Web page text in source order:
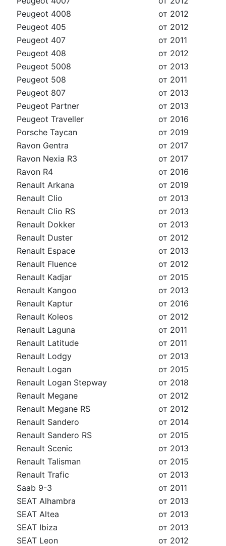
Peugeot 4008
от 2012
Peugeot 405
от 2012
Peugeot 407
от 2011
Peugeot 408
от 2012
Peugeot 5008
от 2013
Peugeot 508
от 2011
Peugeot 807
от 2013
Peugeot Partner
от 2013
Peugeot Traveller
от 2016
Porsche Taycan
от 2019
Ravon Gentra
от 2017
Ravon Nexia R3
от 2017
Ravon R4
от 2016
Renault Arkana
от 2019
Renault Clio
от 2013
Renault Clio RS
от 2013
Renault Dokker
от 2013
Renault Duster
от 2012
Renault Espace
от 2013
Renault Fluence
от 2012
Renault Kadjar
от 2015
Renault Kangoo
от 2013
Renault Kaptur
от 2016
Renault Koleos
от 2012
Renault Laguna
от 2011
Renault Latitude
от 2011
Renault Lodgy
от 2013
Renault Logan
от 2015
Renault Logan Stepway
от 2018
Renault Megane
от 2012
Renault Megane RS
от 2012
Renault Sandero
от 2014
Renault Sandero RS
от 2015
Renault Scenic
от 2013
Renault Talisman
от 2015
Renault Trafic
от 2013
Saab 9-3
от 2011
SEAT Alhambra
от 2013
SEAT Altea
от 2013
SEAT Ibiza
от 2013
SEAT Leon
от 2012